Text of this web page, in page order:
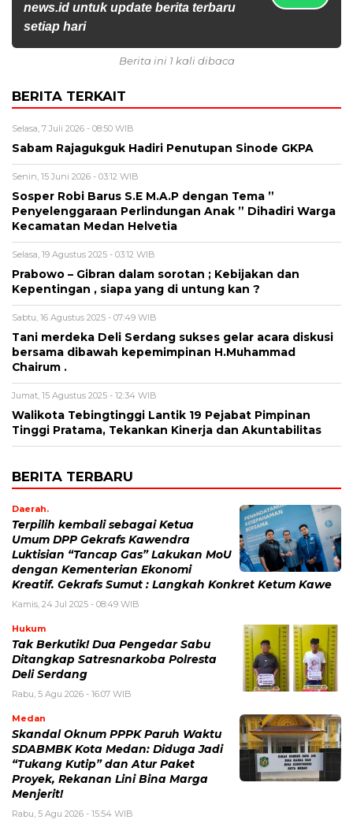
news.id untuk update berita terbaru
setiap hari
Berita ini 1 kali dibaca
BERITA TERKAIT
Selasa, 7 Juli 2026 - 08:50 WIB
Sabam Rajagukguk Hadiri Penutupan Sinode GKPA
Senin, 15 Juni 2026 - 03:12 WIB
Sosper Robi Barus S.E M.A.P dengan Tema ”
Penyelenggaraan Perlindungan Anak ” Dihadiri Warga
Kecamatan Medan Helvetia
Selasa, 19 Agustus 2025 - 03:12 WIB
Prabowo – Gibran dalam sorotan ; Kebijakan dan
Kepentingan , siapa yang di untung kan ?
Sabtu, 16 Agustus 2025 - 07:49 WIB
Tani merdeka Deli Serdang sukses gelar acara diskusi
bersama dibawah kepemimpinan H.Muhammad
Chairum .
Jumat, 15 Agustus 2025 - 12:34 WIB
Walikota Tebingtinggi Lantik 19 Pejabat Pimpinan
Tinggi Pratama, Tekankan Kinerja dan Akuntabilitas
BERITA TERBARU
Daerah.
Terpilih kembali sebagai Ketua
Umum DPP Gekrafs Kawendra
Luktisian “Tancap Gas” Lakukan MoU
dengan Kementerian Ekonomi
Kreatif. Gekrafs Sumut : Langkah Konkret Ketum Kawe
Kamis, 24 Jul 2025 - 08:49 WIB
Hukum
Tak Berkutik! Dua Pengedar Sabu
Ditangkap Satresnarkoba Polresta
Deli Serdang
Rabu, 5 Agu 2026 - 16:07 WIB
Medan
Skandal Oknum PPPK Paruh Waktu
SDABMBK Kota Medan: Diduga Jadi
“Tukang Kutip” dan Atur Paket
Proyek, Rekanan Lini Bina Marga
Menjerit!
Rabu, 5 Agu 2026 - 15:54 WIB